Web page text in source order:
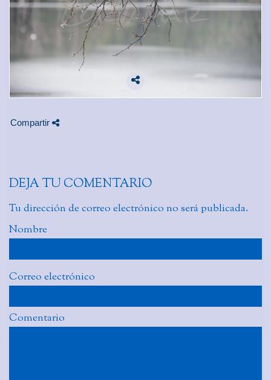
Compartir
DEJA TU COMENTARIO
Tu dirección de correo electrónico no será publicada.
Nombre
Correo electrónico
Comentario